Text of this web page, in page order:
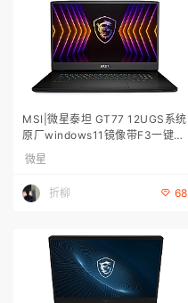
MSI|微星泰坦 GT77 12UGS系统
原厂windows11镜像带F3一键恢
复 微星原厂系统下载；微星系统
恢复出厂
微星
折柳 68